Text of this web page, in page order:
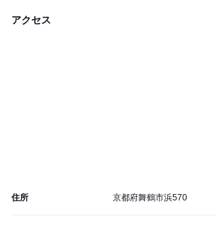
アクセス
住所 京都府舞鶴市浜570